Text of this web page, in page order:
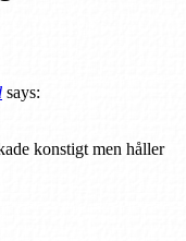
says:
konstigt men håller